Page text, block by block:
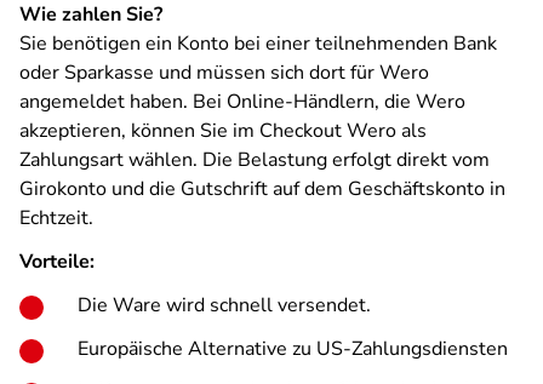
Wie zahlen Sie?
Sie benötigen ein Konto bei einer teilnehmenden Bank
oder Sparkasse und müssen sich dort für Wero
angemeldet haben. Bei Online-Händlern, die Wero
akzeptieren, können Sie im Checkout Wero als
Zahlungsart wählen. Die Belastung erfolgt direkt vom
Girokonto und die Gutschrift auf dem Geschäftskonto in
Echtzeit.
Vorteile:
Die Ware wird schnell versendet.
Europäische Alternative zu US-Zahlungsdiensten